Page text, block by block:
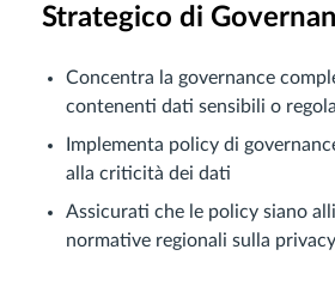
Strategico di
Concentra la governance
contenenti dati sensibili o
Implementa policy di
alla criticità dei dati
Assicurati che le policy siano
normative regionali sulla privacy